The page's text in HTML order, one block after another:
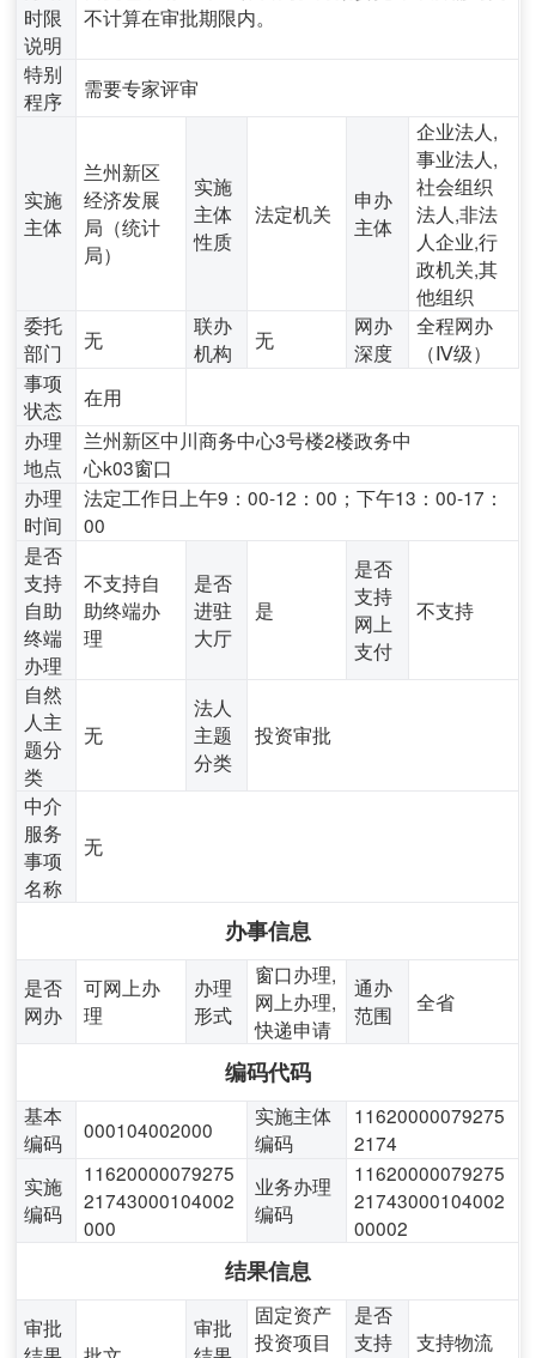
时限
说明
不计算在审批期限内。
特别
程序
需要专家评审
实施
主体
兰州新区
经济发展
局（统计
局）
实施
主体
性质
法定机关
申办
主体
企业法人,
事业法人,
社会组织
法人,非法
人企业,行
政机关,其
他组织
委托
部门
无
联办
机构
无
网办
深度
全程网办
（Ⅳ级）
事项
状态
在用
办理
地点
兰州新区中川商务中心3号楼2楼政务中
心k03窗口
办理
时间
法定工作日上午9：00-12：00；下午13：00-17：
00
是否
支持
自助
终端
办理
不支持自
助终端办
理
是否
进驻
大厅
是
是否
支持
网上
支付
不支持
自然
人主
题分
类
无
法人
主题
分类
投资审批
中介
服务
事项
名称
无
办事信息
是否
网办
可网上办
理
办理
形式
窗口办理,
网上办理,
快递申请
通办
范围
全省
编码代码
基本
编码
000104002000
实施主体
编码
11620000079275
2174
实施
编码
11620000079275
21743000104002
000
业务办理
编码
11620000079275
21743000104002
00002
结果信息
审批
审批
固定资产
投资项目
是否
支持
支持物流